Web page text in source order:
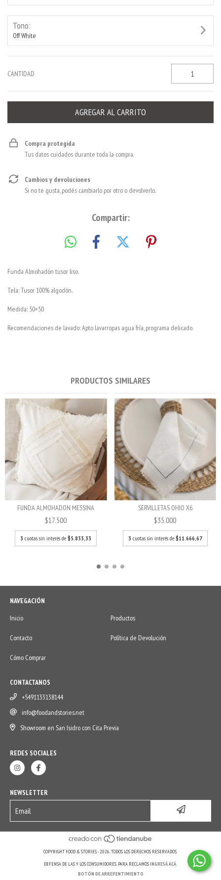
Tono:
Off White
CANTIDAD
Compra protegida
Tus datos cuidados durante toda la compra.
Cambios y devoluciones
Si no te gusta, podés cambiarlo por otro o devolverlo.
Compartir:
Funda Almohadón tusor liso.
Tela: Tusor 100% algodón.
Medida: 50×50
Recomendaciones de lavado: Apto lavarropas agua fría, programa delicado.
PRODUCTOS SIMILARES
FUNDA ALMOHADON MESSINA
$17.500
3 cuotas sin interés de$5.833,33
SERVILLETAS OHIO X6
$35.000
3 cuotas sin interés de $11.666,67
NAVEGACIÓN
Inicio
Productos
Contacto Política de Devolución
Cómo Comprar
CONTACTANOS
+5491133138144
info@foodandstories.net
Showroom en San Isidro con Cita Previa
REDES SOCIALES
NEWSLETTER
COPYRIGHT FOOD & STORIES - 2026. TODOS LOS DERECHOS RESERVADOS.
DEFENSA DE LAS Y LOS CONSUMIDORES. PARA RECLAMOSINGRESÁ ACÁ.
BOTÓN DE ARREPENTIMIENTO